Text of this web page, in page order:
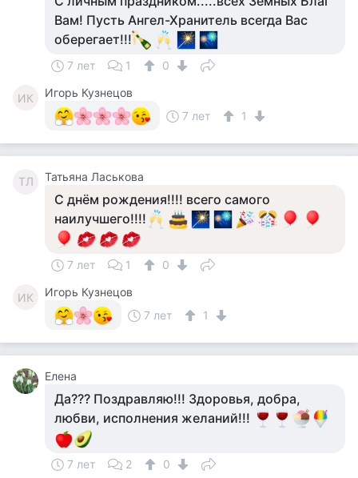
Вам! Пусть Ангел-Хранитель всегда Вас
оберегает!!!
7 лет 1 0
ИК
Игорь Кузнецов
7 лет
1
ТЛ Татьяна Ласькова
С днём рождения!!!! всего самого
наилучшего!!!!
7 лет 1 0
ИК
Игорь Кузнецов
7 лет
1
Елена
Да??? Поздравляю!!! Здоровья, добра,
любви, исполнения желаний!!!
7 лет 2 0